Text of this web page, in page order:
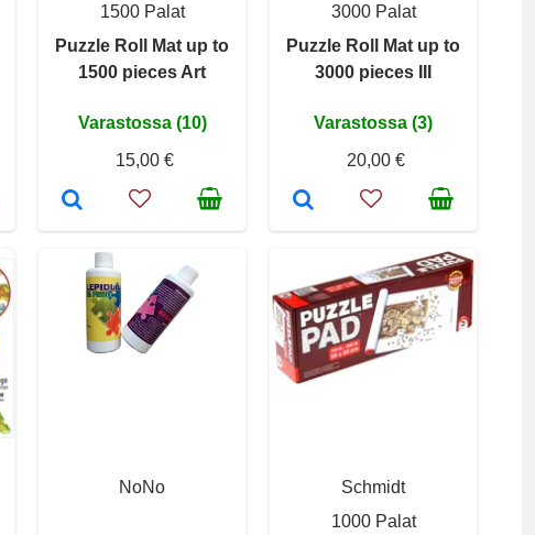
1500 Palat
Puzzle Roll Mat up to
1500 pieces Art
Varastossa (10)
15,00 €
3000 Palat
Puzzle Roll Mat up to
3000 pieces III
Varastossa (3)
20,00 €
NoNo
Schmidt
1000 Palat